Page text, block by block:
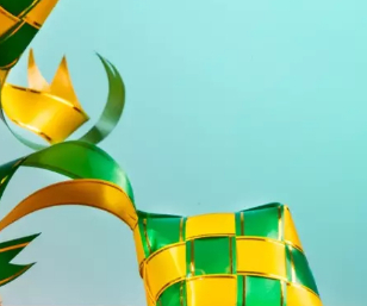
Siswa SD di
Kejagung
Anak Pengetik